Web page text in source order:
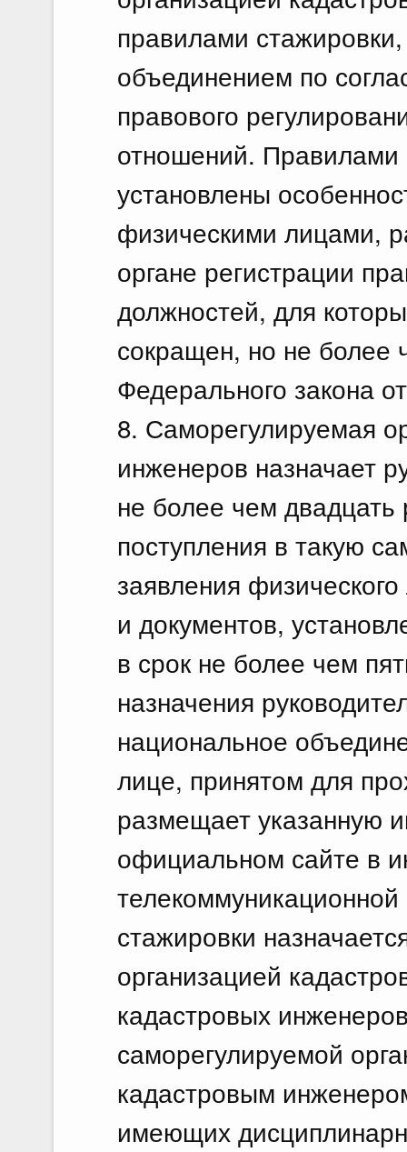
правилами
объединением по
правового
отношений. Правилами
установлены
физическими лицами,
органе регистрации
должностей, для
сокращен, но не более
Федерального закона
8. Саморегулируемая
инженеров назначает
не более чем
поступления в такую
заявления
и документов,
в срок не более чем
назначения
национальное
лице, принятом для
размещает указанную
официальном сайте в
стажировки
организацией
кадастровых
саморегулируемой
кадастровым
имеющих